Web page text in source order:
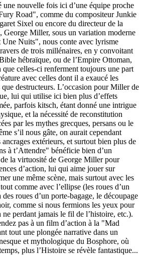
une nouvelle fois ici d’une équipe proche
Road", comme du compositeur Junkie
Sixel ou encore du directeur de la
George Miller, sous un variation moderne
Nuits", nous conte avec lyrisme
de trois millénaires, en y convoitant
hébraïque, ou de l’Empire Ottoman,
celles-ci renferment toujours une part
avec celles dont il a exaucé les
destructeurs. L’occasion pour Miller de
lui qui utilise ici bien plus d’effets
parfois kitsch, étant donné une intrigue
et la nécessité de reconstitution
par les mythes grecques, persans ou le
s’il nous gâte, on aurait cependant
extérieurs, et surtout bien plus de
à t’Attendre" bénéficie bien d’un
la virtuosité de George Miller pour
d’action, lui qui aime jouer sur
une même scène, mais surtout avec les
comme avec l’ellipse (les roues d’un
roues d’un porte-bagage, le découpage
comme si nous fermions les yeux pour
perdant jamais le fil de l’histoire, etc.).
pas à un film d’action à la "Mad
tout une plongée narrative dans un
et mythologique du Bosphore, où
plus l’Histoire se révèle fantastique...